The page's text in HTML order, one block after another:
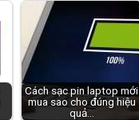
Cách sạc pin laptop mới
mua sao cho đúng hiệu
quả…